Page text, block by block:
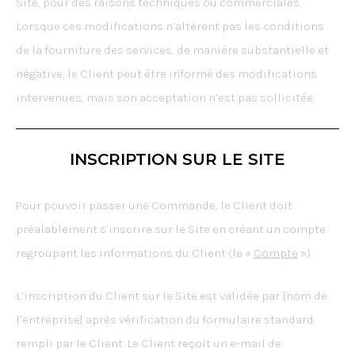
Lorsque ces modifications n’altèrent pas les conditions
de la fourniture des services, de manière substantielle et
négative, le Client peut être informé des modifications
intervenues, mais son acceptation n’est pas sollicitée.
INSCRIPTION SUR LE SITE
Pour pouvoir passer une Commande, le Client doit
préalablement s’inscrire sur le Site en créant un compte
regroupant les informations du Client (le « Compte »).
L’inscription du Client sur le Site est validée par [nom de
l’entreprise] après vérification du formulaire standard
rempli par le Client. Le Client reçoit un e-mail de